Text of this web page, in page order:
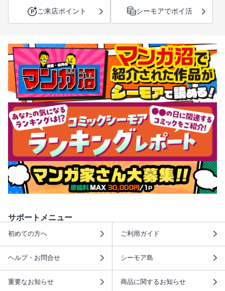
ご来店ポイント シーモアでポイ活
サポートメニュー
初めての方へ ご利用ガイド
ヘルプ・お問合せ シーモア島
重要なお知らせ 商品に関するお知らせ